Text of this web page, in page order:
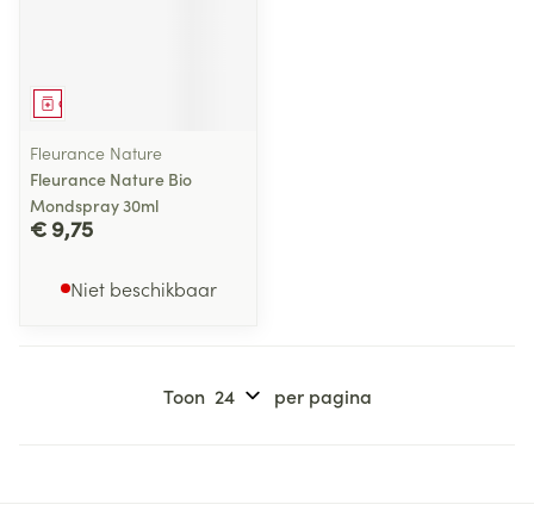
Geneesmiddel
Fleurance Nature
Fleurance Nature Bio
Mondspray 30ml
€ 9,75
Niet beschikbaar
Toon per pagina